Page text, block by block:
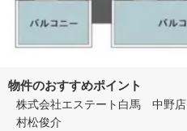
物件のおすすめポイント
株式会社エステート白馬 中野店
村松俊介